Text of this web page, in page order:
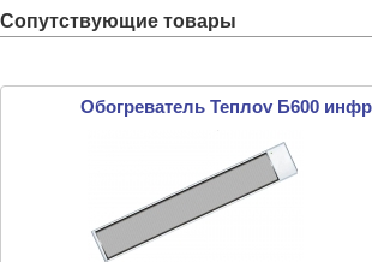
Сопутствующие товары
Обогреватель Теплоv Б600